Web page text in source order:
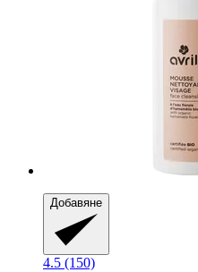
Добавяне
4.5 (150)